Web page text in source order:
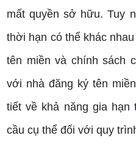
mất quyền sở hữu. Tuy
thời hạn có thể khác
tên miền và chính sách
với nhà đăng ký tên
tiết về khả năng gia
cầu cụ thể đối với quy